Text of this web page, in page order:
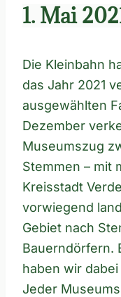
1. Mai
Die Kleinbahn
das Jahr 2021
ausgewählten
Dezember
Museumszug
Stemmen – mit
Kreisstadt
vorwiegend
Gebiet nach
Bauerndörfern.
haben wir
Jeder